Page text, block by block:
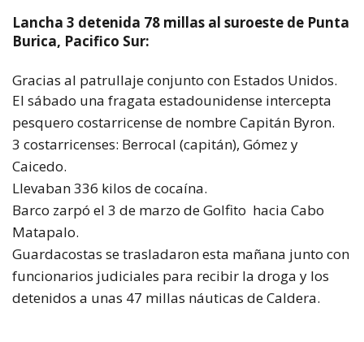
Lancha 3 detenida 78 millas al suroeste de Punta
Burica, Pacifico Sur:
Gracias al patrullaje conjunto con Estados Unidos.
El sábado una fragata estadounidense intercepta
pesquero costarricense de nombre Capitán Byron.
3 costarricenses: Berrocal (capitán), Gómez y
Caicedo.
Llevaban 336 kilos de cocaína.
Barco zarpó el 3 de marzo de Golfito hacia Cabo
Matapalo.
Guardacostas se trasladaron esta mañana junto con
funcionarios judiciales para recibir la droga y los
detenidos a unas 47 millas náuticas de Caldera.